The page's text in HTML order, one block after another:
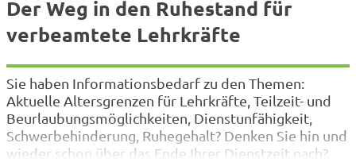
Der Weg in den Ruhestand für
verbeamtete Lehrkräfte
Sie haben Informationsbedarf zu den Themen:
Aktuelle Altersgrenzen für Lehrkräfte, Teilzeit- und
Beurlaubungsmöglichkeiten, Dienstunfähigkeit,
Schwerbehinderung, Ruhegehalt? Denken Sie hin und
wieder schon über das Ende Ihrer Dienstzeit nach?